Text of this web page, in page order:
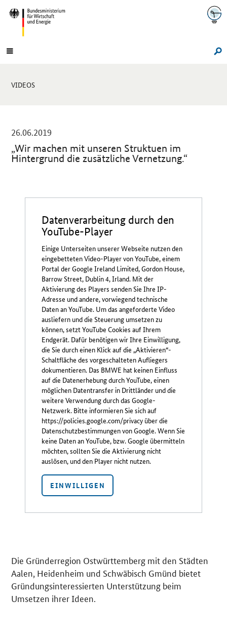
Navigation
Hauptmenü
Sie
VIDEOS
26.06.2019
„Wir machen mit unseren Struktuen im
Hintergrund die zusätzliche Vernetzung.“
Datenverarbeitung durch den
YouTube-Player
Einige Unterseiten unserer Webseite nutzen den
eingebetteten Video-Player von YouTube, einem
Portal der Google Ireland Limited, Gordon House,
Barrow Street, Dublin 4, Irland. Mit der
Aktivierung des Players senden Sie Ihre IP-
Adresse und andere, vorwiegend technische
Daten an YouTube. Um das angeforderte Video
ausliefern und die Steuerung umsetzen zu
können, setzt YouTube Cookies auf Ihrem
Endgerät. Dafür benötigen wir Ihre Einwilligung,
die Sie durch einen Klick auf die „Aktivieren“-
Schaltfläche des vorgeschalteten Aufliegers
dokumentieren. Das BMWE hat keinen Einfluss
auf die Datenerhebung durch YouTube, einen
möglichen Datentransfer in Drittländer und die
weitere Verwendung durch das Google-
Netzwerk. Bitte informieren Sie sich auf
https://policies.google.com/privacy über die
Datenschutzbestimmungen von Google. Wenn Sie
keine Daten an YouTube, bzw. Google übermitteln
möchten, sollten Sie die Aktivierung nicht
auslösen, und den Player nicht nutzen.
EINWILLIGEN
Die Gründerregion Ostwürttemberg mit den Städten
Aalen, Heidenheim und Schwäbisch Gmünd bietet
Gründungsinteressierten Unterstützung beim
Umsetzen ihrer Ideen.